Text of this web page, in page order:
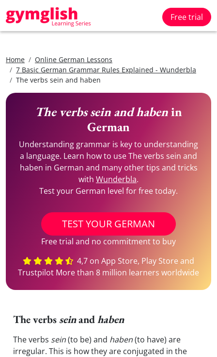
Free trial
Home
Online German Lessons
7 Basic German Grammar Rules Explained - Wunderbla
The verbs sein and haben
The verbs sein and habenin
German
Understanding grammar is key to understanding
a language. Learn how to use The verbs sein and
haben in German and many other tips and tricks
with Wunderbla.
Test your German level for free today.
TEST YOUR GERMAN
Free trial and no commitment to buy
4,7 on App Store, Play Store and
Trustpilot More than 8 million learners worldwide
The verbs seinandhaben
The verbs sein(to be) and haben(to have) are
irregular. This is how they are conjugated in the